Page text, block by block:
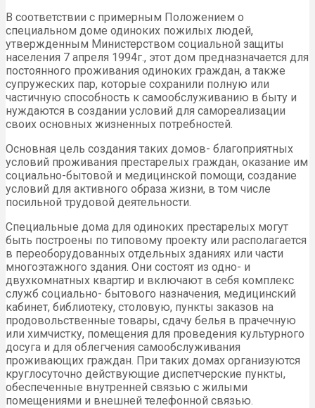
В соответствии с примерным Положением о
специальном доме одиноких пожилых людей,
утвержденным Министерством социальной защиты
населения 7 апреля 1994г., этот дом предназначается для
постоянного проживания одиноких граждан, а также
супружеских пар, которые сохранили полную или
частичную способность к самообслуживанию в быту и
нуждаются в создании условий для самореализации
своих основных жизненных потребностей.
Основная цель создания таких домов- благоприятных
условий проживания престарелых граждан, оказание им
социально-бытовой и медицинской помощи, создание
условий для активного образа жизни, в том числе
посильной трудовой деятельности.
Специальные дома для одиноких престарелых могут
быть построены по типовому проекту или располагается
в переоборудованных отдельных зданиях или части
многоэтажного здания. Они состоят из одно- и
двухкомнатных квартир и включают в себя комплекс
служб социально- бытового назначения, медицинский
кабинет, библиотеку, столовую, пункты заказов на
продовольственные товары, сдачу белья в прачечную
или химчистку, помещения для проведения культурного
досуга и для облегчения самообслуживания
проживающих граждан. При таких домах организуются
круглосуточно действующие диспетчерские пункты,
обеспеченные внутренней связью с жилыми
помещениями и внешней телефонной связью.